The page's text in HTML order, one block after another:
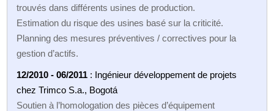
trouvés dans différents usines de production.
Estimation du risque des usines basé sur la criticité.
Planning des mesures préventives / correctives pour la
gestion d’actifs.
12/2010 - 06/2011 : Ingénieur développement de projets
chez Trimco S.a., Bogotá
Soutien à l’homologation des pièces d’équipement